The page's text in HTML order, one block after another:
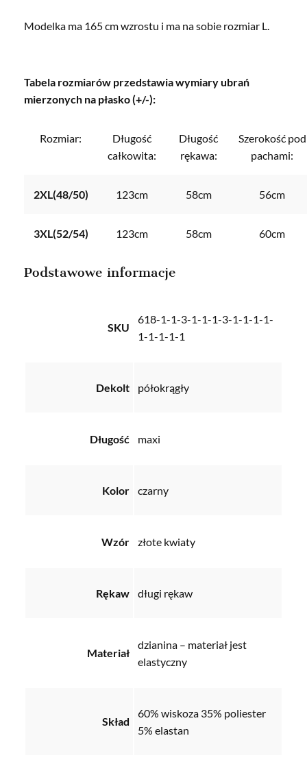
Modelka ma 165 cm wzrostu i ma na sobie rozmiar L.
Tabela rozmiarów przedstawia wymiary ubrań
mierzonych na płasko (+/-):
Rozmiar:
Długość
całkowita:
Długość
rękawa:
Szerokość pod
pachami:
2XL(48/50) 123cm 58cm 56cm
3XL(52/54) 123cm 58cm 60cm
Podstawowe informacje
SKU
618-1-1-3-1-1-1-3-1-1-1-1-
1-1-1-1-1
Dekolt półokrągły
Długość maxi
Kolor czarny
Wzór złote kwiaty
Rękaw długi rękaw
Materiał
dzianina – materiał jest
elastyczny
Skład
60% wiskoza 35% poliester
5% elastan